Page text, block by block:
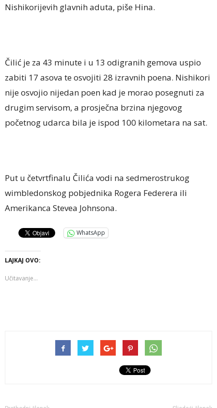
Nishikorijevih glavnih aduta, piše Hina.
Čilić je za 43 minute i u 13 odigranih gemova uspio
zabiti 17 asova te osvojiti 28 izravnih poena. Nishikori
nije osvojio nijedan poen kad je morao posegnuti za
drugim servisom, a prosječna brzina njegovog
početnog udarca bila je ispod 100 kilometara na sat.
Put u četvrtfinalu Čilića vodi na sedmerostrukog
wimbledonskog pobjednika Rogera Federera ili
Amerikanca Stevea Johnsona.
WhatsApp
LAJKAJ OVO:
Učitavanje...